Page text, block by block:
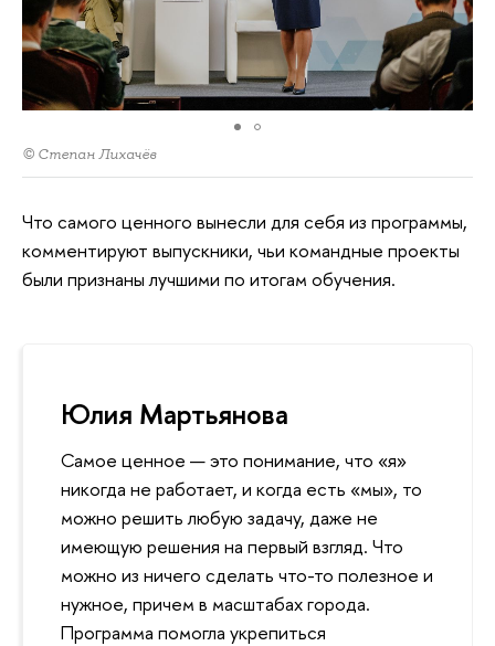
© Степан Лихачёв
Что самого ценного вынесли для себя из программы,
комментируют выпускники, чьи командные проекты
были признаны лучшими по итогам обучения.
Юлия Мартьянова
Самое ценное — это понимание, что «я»
никогда не работает, и когда есть «мы», то
можно решить любую задачу, даже не
имеющую решения на первый взгляд. Что
можно из ничего сделать что-то полезное и
нужное, причем в масштабах города.
Программа помогла укрепиться